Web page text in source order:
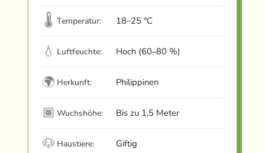
🌡 Temperatur: 18–25 °C
💧 Luftfeuchte: Hoch (60–80 %)
🌍 Herkunft: Philippinen
🏾 Wuchshöhe: Bis zu 1,5 Meter
🐶 Haustiere: Giftig